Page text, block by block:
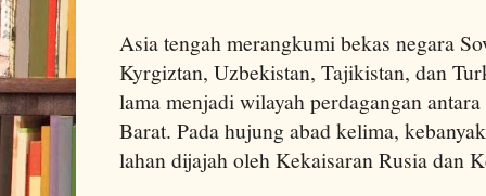
Asia tengah merangkumi bekas negara
Kyrgiztan, Uzbekistan, Tajikistan, dan
lama menjadi wilayah perdagangan
Barat. Pada hujung abad kelima,
lahan dijajah oleh Kekaisaran Rusia dan